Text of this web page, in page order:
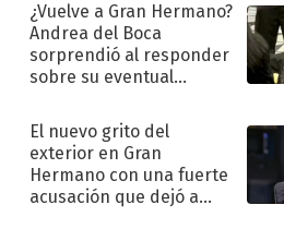
¿Vuelve a Gran Hermano?
Andrea del Boca
sorprendió al responder
sobre su eventual
El nuevo grito del
exterior en Gran
Hermano con una fuerte
acusación que dejó a